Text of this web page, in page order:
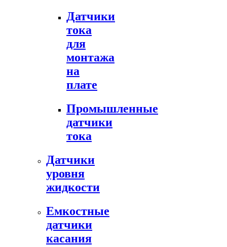
Датчики
тока
для
монтажа
на
плате
Промышленные
датчики
тока
Датчики
уровня
жидкости
Емкостные
датчики
касания